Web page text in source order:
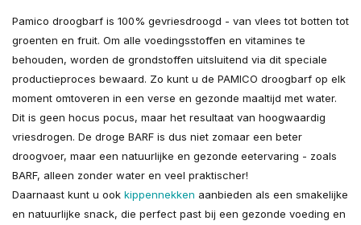
Pamico droogbarf is 100% gevriesdroogd - van vlees tot botten tot
groenten en fruit. Om alle voedingsstoffen en vitamines te
behouden, worden de grondstoffen uitsluitend via dit speciale
productieproces bewaard. Zo kunt u de PAMICO droogbarf op elk
moment omtoveren in een verse en gezonde maaltijd met water.
Dit is geen hocus pocus, maar het resultaat van hoogwaardig
vriesdrogen. De droge BARF is dus niet zomaar een beter
droogvoer, maar een natuurlijke en gezonde eetervaring - zoals
BARF, alleen zonder water en veel praktischer!
Daarnaast kunt u ook kippennekken aanbieden als een smakelijke
en natuurlijke snack, die perfect past bij een gezonde voeding en